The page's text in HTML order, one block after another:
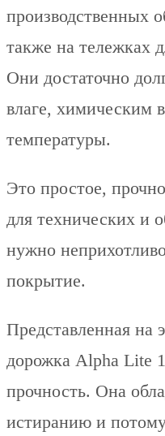
производственных
также на тележках
Они достаточно
влаге, химическим
температуры.
Это простое,
для технических и
нужно
покрытие.
Представленная на
дорожка Alpha Lite
прочность. Она
истиранию и